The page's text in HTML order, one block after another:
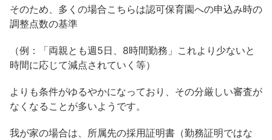
そのため、多くの場合こちらは認可保育園への申込み時の
調整点数の基準
（例：「両親とも週5日、8時間勤務」これより少ないと
時間に応じて減点されていく等）
よりも条件がゆるやかになっており、その分厳しい審査が
なくなることが多いようです。
我が家の場合は、所属先の採用証明書（勤務証明ではな